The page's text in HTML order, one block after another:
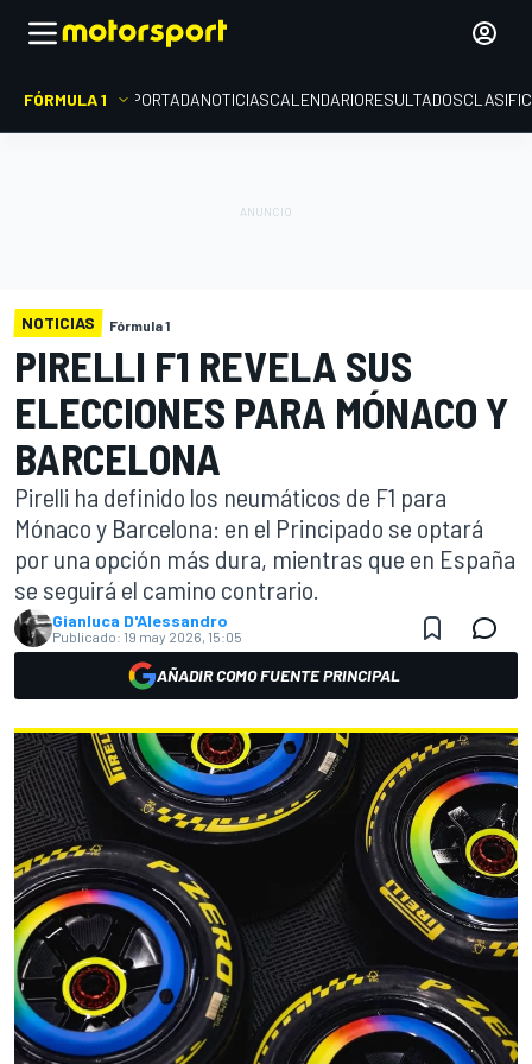
FÓRMULA 1 PORTADANOTICIASCALENDARIORESULTADOS
NOTICIAS Fórmula 1
PIRELLI F1 REVELA SUS
ELECCIONES PARA MÓNACO Y
BARCELONA
Pirelli ha definido los neumáticos de F1 para
Mónaco y Barcelona: en el Principado se optará
por una opción más dura, mientras que en España
se seguirá el camino contrario.
Gianluca D'Alessandro
Publicado: 19 may 2026, 15:05
AÑADIR COMO FUENTE PRINCIPAL